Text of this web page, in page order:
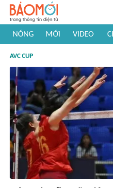
NÓNG MỚI VIDEO
#Khám phá thế giới
AVC CUP